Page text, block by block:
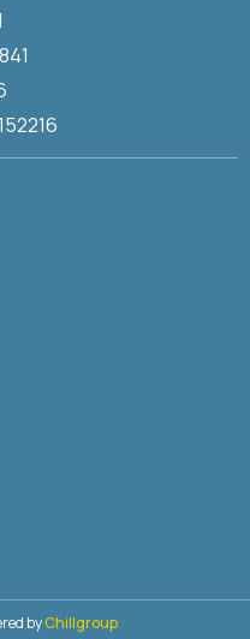
byChillgroup